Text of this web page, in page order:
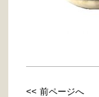
<< 前ページへ